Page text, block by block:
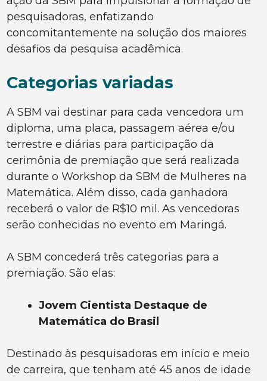
pesquisadoras, enfatizando
concomitantemente na solução dos maiores
desafios da pesquisa acadêmica.
Categorias variadas
A SBM vai destinar para cada vencedora um
diploma, uma placa, passagem aérea e/ou
terrestre e diárias para participação da
cerimônia de premiação que será realizada
durante o Workshop da SBM de Mulheres na
Matemática. Além disso, cada ganhadora
receberá o valor de R$10 mil. As vencedoras
serão conhecidas no evento em Maringá.
A SBM concederá três categorias para a
premiação. São elas:
Jovem Cientista Destaque de
Matemática do Brasil
Destinado às pesquisadoras em início e meio
de carreira, que tenham até 45 anos de idade